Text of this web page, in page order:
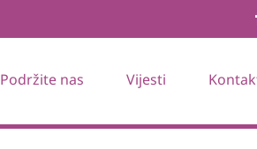
Podržite nas Vijesti